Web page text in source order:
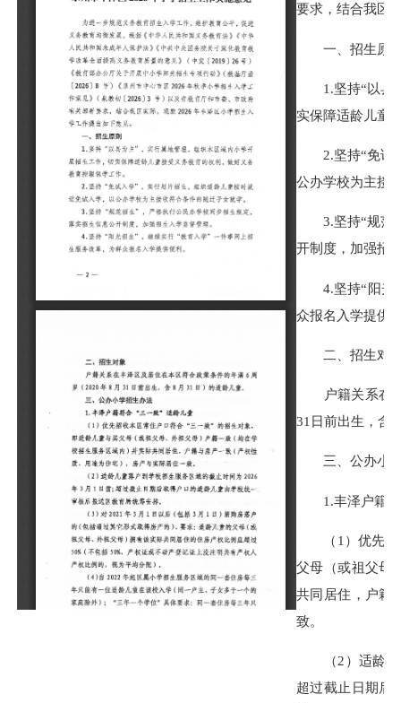
要求，结合我区
一、招生原
1.坚持“以县为
实保障适龄儿童
2.坚持“免试入
公办学校为主接
3.坚持“规范招
开制度，加强招
4.坚持“阳光招
众报名入学提供
二、招生对
户籍关系在丰
31日前出生，含
三、公办小学
1.丰泽户籍符
（1）优先招收
父母（或祖父母
共同居住，户籍
致。
（2）适龄儿
超过截止日期后